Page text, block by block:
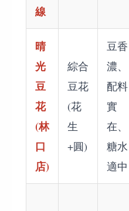
線
晴
光
豆
花
(林
口
店)
綜合
豆花
(花
生
+圓)
豆香
濃、
配料
實
在、
糖水
適中